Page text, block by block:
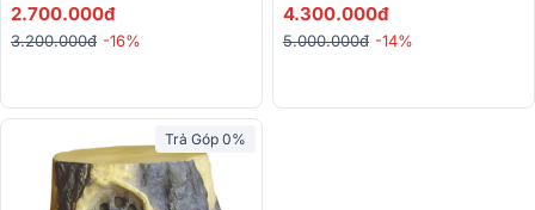
2.700.000đ
3.200.000đ -16%
4.300.000đ
5.000.000đ -14%
Trả Góp 0%